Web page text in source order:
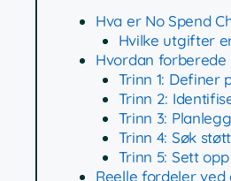
Hva er No Spend
Hvilke utgifter
Hvordan
Trinn 1: Definer
Trinn 2:
Trinn 3:
Trinn 4: Søk
Trinn 5: Sett
Reelle fordeler